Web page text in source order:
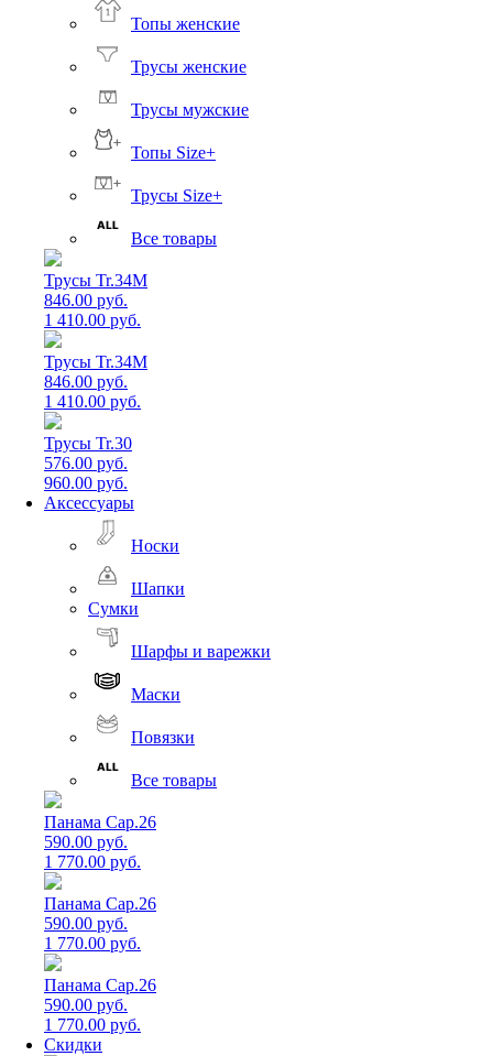
Топы женские
Трусы женские
Трусы мужские
Топы Size+
Трусы Size+
Все товары
Трусы Tr.34M
846.00 руб.
1 410.00 руб.
Трусы Tr.34M
846.00 руб.
1 410.00 руб.
Трусы Tr.30
576.00 руб.
960.00 руб.
Аксессуары
Носки
Шапки
Сумки
Шарфы и варежки
Маски
Повязки
Все товары
Панама Cap.26
590.00 руб.
1 770.00 руб.
Панама Cap.26
590.00 руб.
1 770.00 руб.
Панама Cap.26
590.00 руб.
1 770.00 руб.
Скидки